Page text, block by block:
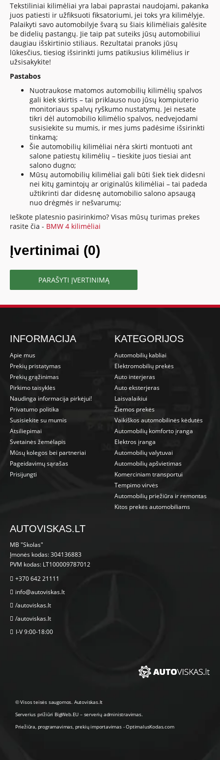
Tekstiliniai kilimėliai yra labai paprastai naudojami, pakanka
juos patiesti ir užfiksuoti fiksatoriumi, jei toks yra kilimėlyje.
Palaikyti savo automobilyje švarą su šiais kilimėliais galėsite
be didelių pastangų. Jie taip pat suteiks jūsų automobiliui
daugiau išskirtinio stiliaus. Rezultatai pranoks jūsų
lūkesčius, tiesiog išsirinkti jums patikusius kilimėlius ir
užsisakykite!
Pastabos
Nuotraukose matomos automobilių kilimėlių spalvos
gali kiek skirtis – tai priklauso nuo jūsų kompiuterio
monitoriaus spalvų ryškumo nustatymų. Jei nesate
tikri dėl automobilio kilimėlio spalvos, nedvejodami
susisiekite su mumis, ir mes jums padėsime išsirinkti
tinkamą;
Šie automobilių kilimėliai nėra skirti montuoti ant
salone patiestų kilimėlių – tieskite juos tiesiai ant
salono dugno;
Mūsų automobilių kilimėliai gali būti šiek tiek didesni
nei kitų gamintojų ar originalūs kilimėliai – tai padeda
užtikrinti dar didesnę automobilio salono apsaugą
nuo drėgmės ir nešvarumų;
Ieškote platesnio pasirinkimo? Visas mūsų turimas prekes
rasite čia - BMW 4 kilimėliai
Įvertinimai (0)
PARAŠYTI ĮVERTINIMĄ
INFORMACIJA
Apie mus
Prekių pristatymas
Prekių grąžinimas
Pirkimo taisyklės
Naudinga informacija pirkėjui!
Privatumo politika
Susisiekite su mumis
Atsiliepimai
Svetainės žemėlapis
Mūsų kolegos bei partneriai
Pageidavimų sąrašas
Prisijungti
KATEGORIJOS
Automobilių kabliai
Elektromobilių prekės
Auto interjeras
Auto eksterjeras
Laisvalaikiui
Žiemos prekės
Vaikiškos automobilinės kėdutės
Automobilių komforto įranga
Elektros įranga
Automobilių valytuvai
Automobilių apšvietimas
Komerciniam transportui
Tempimo virvės
Automobilių priežiūra ir remontas
Kitos prekės automobiliams
AUTOVISKAS.LT
MB "Skolas"
Įmonės kodas: 304136883
PVM kodas: LT100009787012
+370 642 21111
info@autoviskas.lt
/autoviskas.lt
/autoviskas.lt
I-V 9:00-18:00
© Visos teisės saugomos. Autoviskas.lt
Serverius prižiūri BigWeb.EU – serverių administravimas.
Priežiūra, programavimas prekių importavimas-OptimalusKodas.com